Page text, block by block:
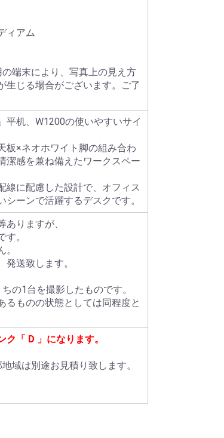
ィアム
端末により、写真上の見え方
生じる場合がございます。ご了
平机、W1200の使いやすいサイ
板×ネオホワイト脚の組み合わ
潔感を兼ね備えたワークスペー
線に配慮した設計で、オフィス
ーンで活躍するデスクです。
りますが、
。
送致します。
の1台を撮影したものです。
るものの状態としては同程度と
ク「 D 」になります。
域は別途お見積り致します。